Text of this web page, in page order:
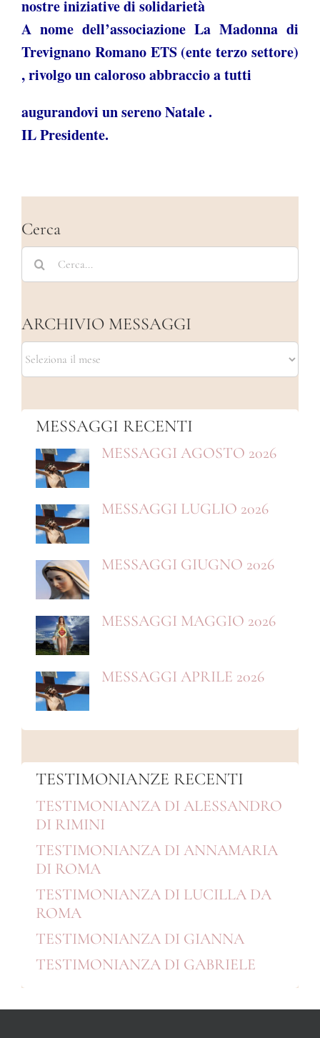
nostre iniziative di solidarietà
A nome dell’associazione La Madonna di
Trevignano Romano ETS (ente terzo settore)
, rivolgo un caloroso abbraccio a tutti
augurandovi un sereno Natale .
IL Presidente.
Cerca
Cerca
per:
ARCHIVIO MESSAGGI
ARCHIVIO
MESSAGGI
MESSAGGI RECENTI
MESSAGGI AGOSTO 2026
MESSAGGI LUGLIO 2026
MESSAGGI GIUGNO 2026
MESSAGGI MAGGIO 2026
MESSAGGI APRILE 2026
TESTIMONIANZE RECENTI
TESTIMONIANZA DI ALESSANDRO
DI RIMINI
TESTIMONIANZA DI ANNAMARIA
DI ROMA
TESTIMONIANZA DI LUCILLA DA
ROMA
TESTIMONIANZA DI GIANNA
TESTIMONIANZA DI GABRIELE